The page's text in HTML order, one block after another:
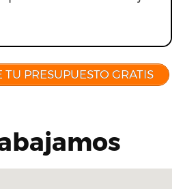
TU PRESUPUESTO GRATIS